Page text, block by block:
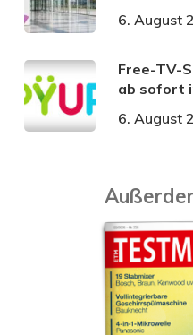
6. August
Free-TV-
ab sofort
6. August